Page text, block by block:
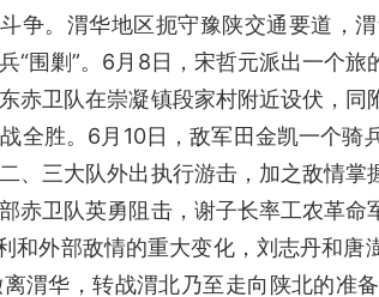
争。渭华地区扼守豫陕交通要道，
“围剿”。6月8日，宋哲元派出一个
赤卫队在崇凝镇段家村附近设伏，
全胜。6月10日，敌军田金凯一个
、三大队外出执行游击，加之敌情
赤卫队英勇阻击，谢子长率工农革
和外部敌情的重大变化，刘志丹和
渭华，转战渭北乃至走向陕北的准